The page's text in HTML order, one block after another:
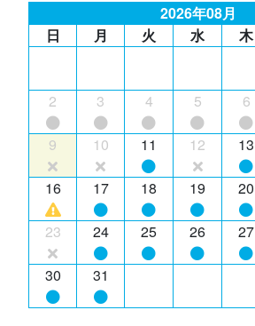
2026年08月
日
月 火 水 木
2 3 4 5 6
9 10 11 12 13
16 17 18 19 20
23 24 25 26 27
30 31